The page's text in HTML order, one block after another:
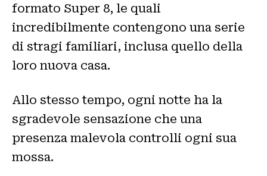
formato Super 8, le quali
incredibilmente contengono una serie
di stragi familiari, inclusa quello della
loro nuova casa.
Allo stesso tempo, ogni notte ha la
sgradevole sensazione che una
presenza malevola controlli ogni sua
mossa.